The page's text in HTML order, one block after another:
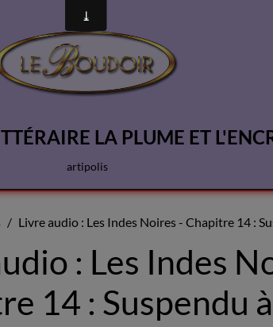
LA PLUME ET
artipolis
Livre audio : Les Indes Noires - Chapitre 14 :
: Les Indes
14 : Suspendu